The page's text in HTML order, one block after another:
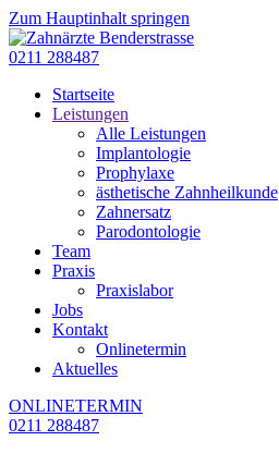
Zum Hauptinhalt springen
0211 288487
Startseite
Leistungen
Alle Leistungen
Implantologie
Prophylaxe
ästhetische Zahnheilkunde
Zahnersatz
Parodontologie
Team
Praxis
Praxislabor
Jobs
Kontakt
Onlinetermin
Aktuelles
ONLINETERMIN
0211 288487